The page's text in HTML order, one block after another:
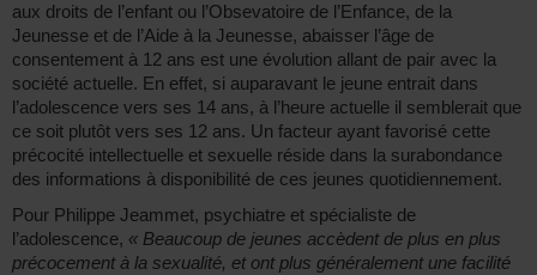
aux droits de l’enfant ou l’Obsevatoire de l’Enfance, de la
Jeunesse et de l’Aide à la Jeunesse, abaisser l’âge de
consentement à 12 ans est une évolution allant de pair avec la
société actuelle. En effet, si auparavant le jeune entrait dans
l’adolescence vers ses 14 ans, à l’heure actuelle il semblerait que
ce soit plutôt vers ses 12 ans. Un facteur ayant favorisé cette
précocité intellectuelle et sexuelle réside dans la surabondance
des informations à disponibilité de ces jeunes quotidiennement.
Pour Philippe Jeammet, psychiatre et spécialiste de
l’adolescence, « Beaucoup de jeunes accèdent de plus en plus
précocement à la sexualité, et ont plus généralement une facilité